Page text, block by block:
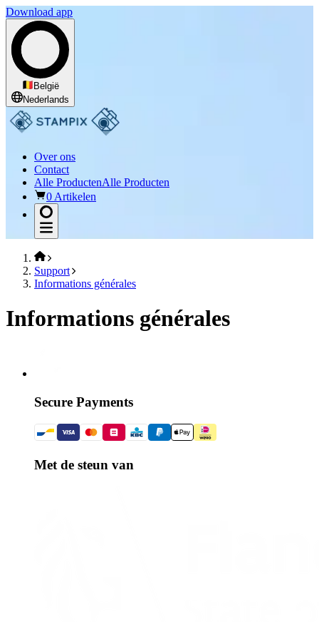
Download app
België
Nederlands
Over ons
Contact
Alle ProductenAlle Producten
0 Artikelen
Support
Informations générales
Informations générales
Secure Payments
Met de steun van